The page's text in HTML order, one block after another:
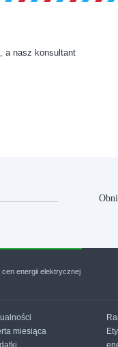
a nasz konsultant
energii elektrycznej
miesiąca